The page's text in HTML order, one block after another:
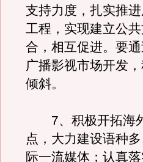
支持力度，扎实推
工程，实现建立公
合，相互促进。要
广播影视市场开发
倾斜。
7、积极开拓海外
点，大力建设语种
际一流媒体；认真